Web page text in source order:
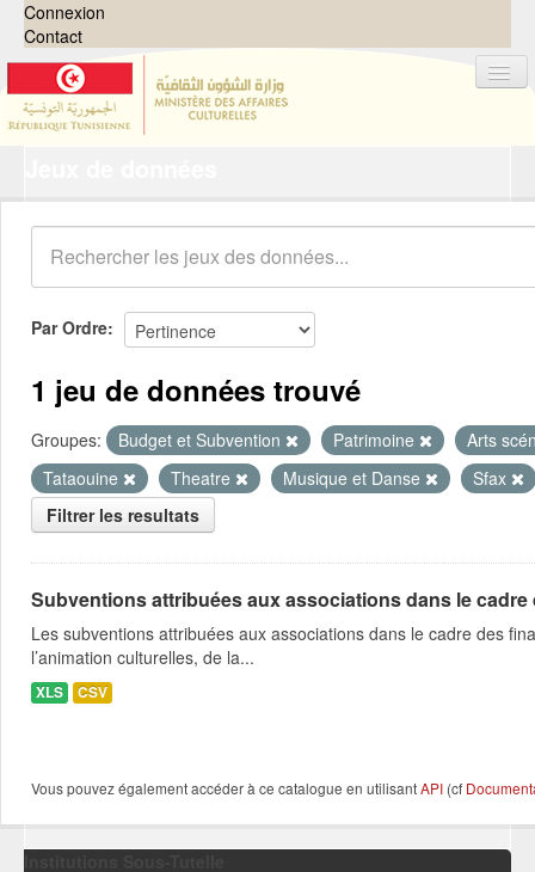
Connexion
Contact
Organisations
Groupes
Demandes 0
À propos
Par Ordre
1 jeu de données trouvé
Groupes: Budget et Subvention Patrimoine
Arts
Tataouine
Theatre Musique et Danse
Sfax
Filtrer les resultats
Subventions attribuées aux associations dans le
Les subventions attribuées aux associations dans le cadre des
l’animation culturelles, de la...
XLS CSV
Vous pouvez également accéder à ce catalogue en utilisantAPI (cf